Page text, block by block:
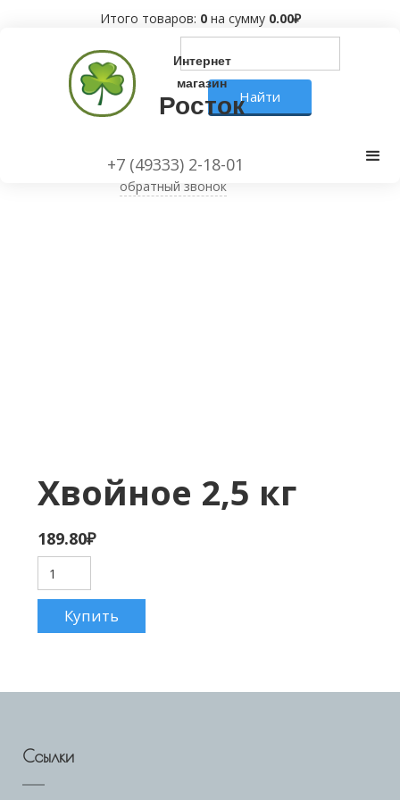
Итого товаров: 0 на сумму 0.00₽
Интернет
магазин
Росток
+7 (49333) 2-18-01
обратный звонок
Хвойное 2,5 кг
189.80₽
Ссылки